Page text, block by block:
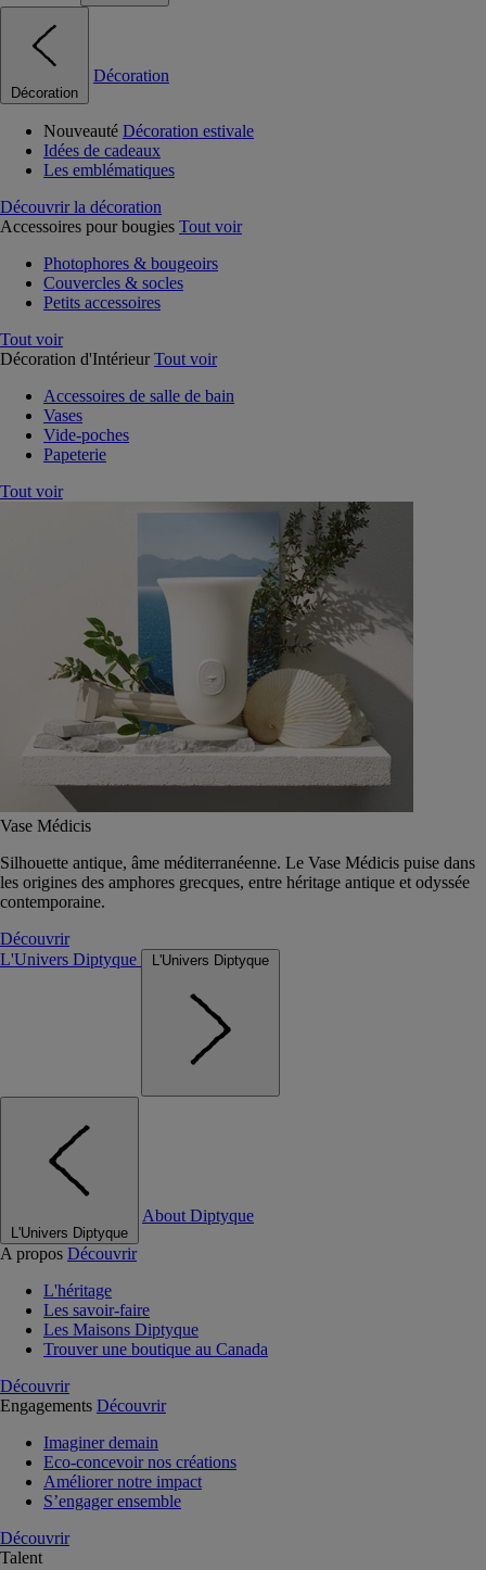
Décoration
Décoration
Nouveauté Décoration estivale
Idées de cadeaux
Les emblématiques
Découvrir la décoration
Accessoires pour bougies Tout voir
Photophores & bougeoirs
Couvercles & socles
Petits accessoires
Tout voir
Décoration d'Intérieur Tout voir
Accessoires de salle de bain
Vases
Vide-poches
Papeterie
Tout voir
Vase Médicis
Silhouette antique, âme méditerranéenne. Le Vase Médicis puise dans
les origines des amphores grecques, entre héritage antique et odyssée
contemporaine.
Découvrir
L'Univers Diptyque
L'Univers Diptyque
L'Univers Diptyque
About Diptyque
A propos Découvrir
L'héritage
Les savoir-faire
Les Maisons Diptyque
Trouver une boutique au Canada
Découvrir
Engagements Découvrir
Imaginer demain
Eco-concevoir nos créations
Améliorer notre impact
S’engager ensemble
Découvrir
Talent